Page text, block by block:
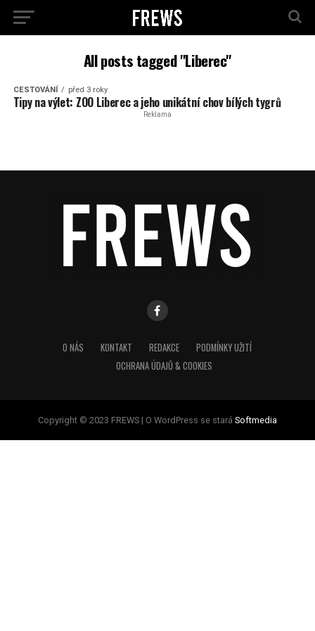
All posts tagged "Liberec"
CESTOVÁNÍ před 3 roky
Tipy na výlet: ZOO Liberec a jeho unikátní chov bílých tygrů
Reklama
O NÁS KONTAKT REDAKCE
PODMÍNKY UŽITÍ
OCHRANA ÚDAJŮ & COOKIES
Copyright © 2023 FREWS | O WordPress se stará Softmedia